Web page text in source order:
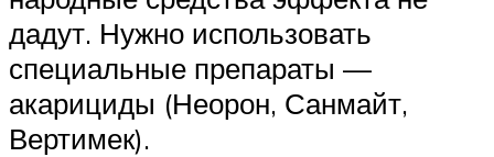
дадут. Нужно использовать
специальные препараты —
акарициды (Неорон, Санмайт,
Вертимек).